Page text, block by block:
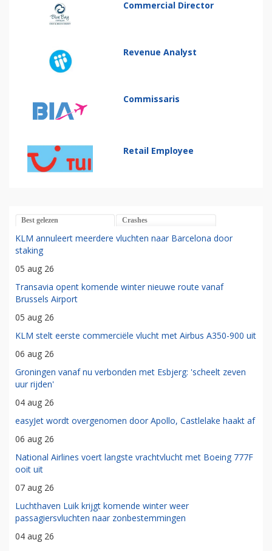
Commercial Director
Revenue Analyst
Commissaris
Retail Employee
Best gelezen Crashes
KLM annuleert meerdere vluchten naar Barcelona door
staking
05 aug 26
Transavia opent komende winter nieuwe route vanaf
Brussels Airport
05 aug 26
KLM stelt eerste commerciële vlucht met Airbus A350-900 uit
06 aug 26
Groningen vanaf nu verbonden met Esbjerg: 'scheelt zeven
uur rijden'
04 aug 26
easyJet wordt overgenomen door Apollo, Castlelake haakt af
06 aug 26
National Airlines voert langste vrachtvlucht met Boeing 777F
ooit uit
07 aug 26
Luchthaven Luik krijgt komende winter weer
passagiersvluchten naar zonbestemmingen
04 aug 26